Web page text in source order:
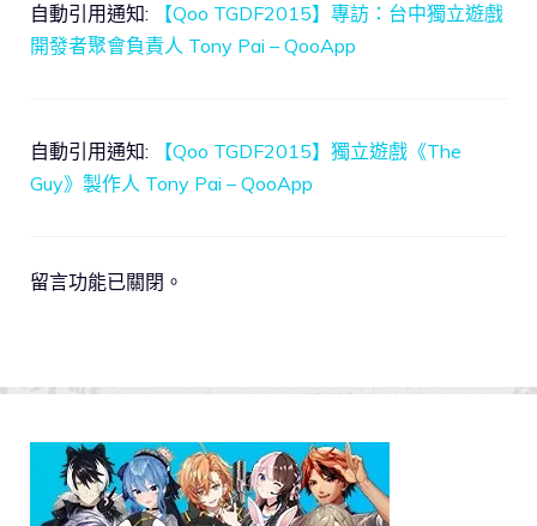
自動引用通知:
【Qoo TGDF2015】專訪：台中獨立遊戲
開發者聚會負責人 Tony Pai – QooApp
自動引用通知:
【Qoo TGDF2015】獨立遊戲《The
Guy》製作人 Tony Pai – QooApp
留言功能已關閉。